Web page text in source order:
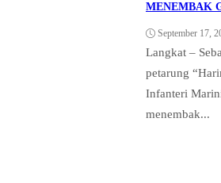
MENEMBAK
September 17,
Langkat –
petarung
Infanteri
menembak...